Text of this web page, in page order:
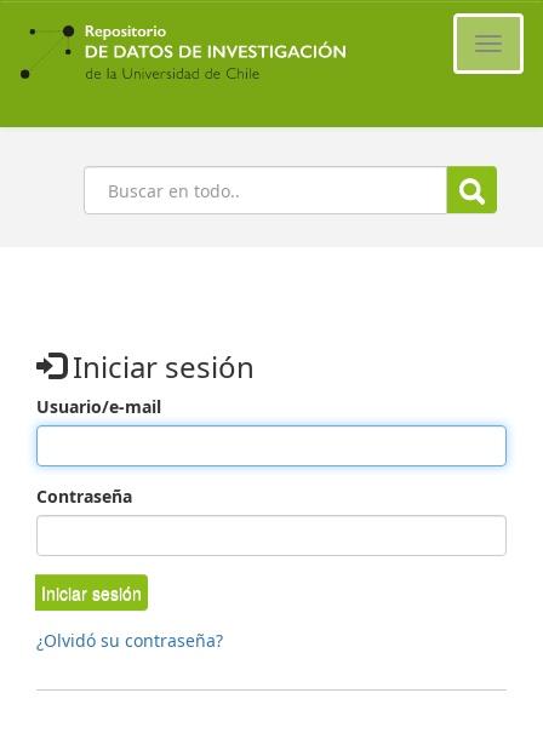
Ir
contenido
principal
Buscar
Iniciar sesión
Usuario/e-mail
Contraseña
Iniciar sesión
¿Olvidó su contraseña?